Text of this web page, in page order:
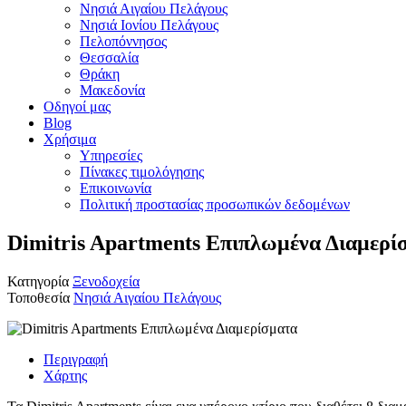
Νησιά Αιγαίου Πελάγους
Νησιά Ιονίου Πελάγους
Πελοπόννησος
Θεσσαλία
Θράκη
Μακεδονία
Οδηγοί μας
Blog
Χρήσιμα
Υπηρεσίες
Πίνακες τιμολόγησης
Επικοινωνία
Πολιτική προστασίας προσωπικών δεδομένων
Dimitris Apartments Επιπλωμένα
Κατηγορία Ξενοδοχεία
Τοποθεσία Νησιά Αιγαίου Πελάγους
Περιγραφή
Χάρτης